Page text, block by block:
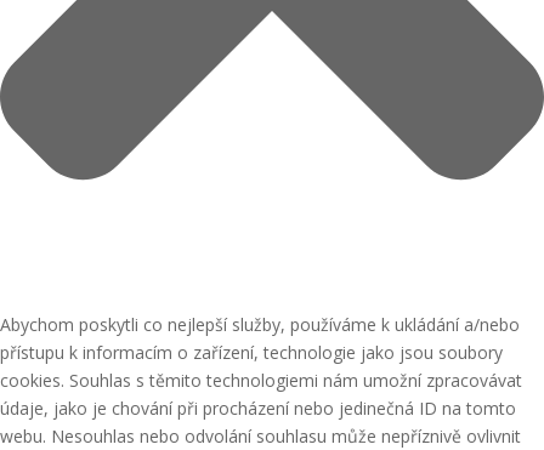
Abychom poskytli co nejlepší služby, používáme k ukládání a/nebo
přístupu k informacím o zařízení, technologie jako jsou soubory
cookies. Souhlas s těmito technologiemi nám umožní zpracovávat
údaje, jako je chování při procházení nebo jedinečná ID na tomto
webu. Nesouhlas nebo odvolání souhlasu může nepříznivě ovlivnit